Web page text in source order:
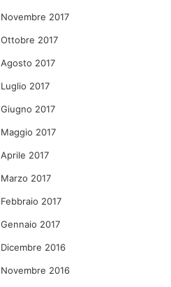
Novembre 2017
Ottobre 2017
Agosto 2017
Luglio 2017
Giugno 2017
Maggio 2017
Aprile 2017
Marzo 2017
Febbraio 2017
Gennaio 2017
Dicembre 2016
Novembre 2016